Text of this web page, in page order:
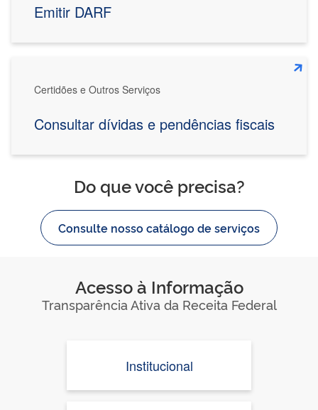
Emitir DARF
Certidões e Outros Serviços
Consultar dívidas e pendências fiscais
Do que você precisa?
Consulte nosso catálogo de serviços
Acesso à Informação
Transparência Ativa da Receita Federal
Institucional